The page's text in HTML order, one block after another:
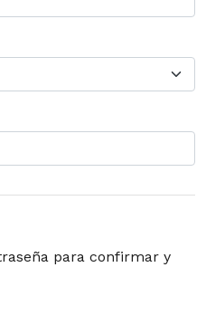
para confirmar y